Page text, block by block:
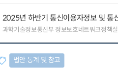
2025년 하반기 통신이용자정보 및 통
과학기술정보통신부 정보보호네트워크정책
법안.통계 및 참고